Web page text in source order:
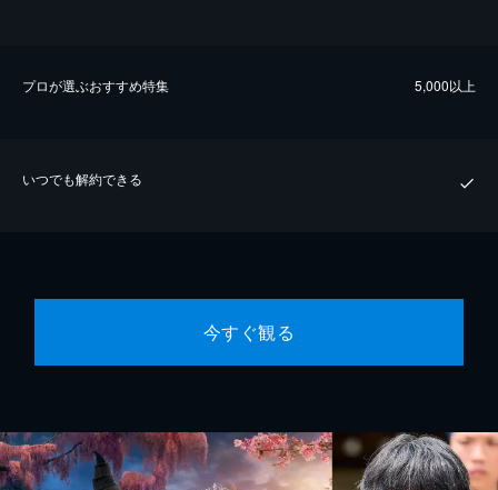
プロが選ぶおすすめ特集 5,000以上
いつでも解約できる
今すぐ観る